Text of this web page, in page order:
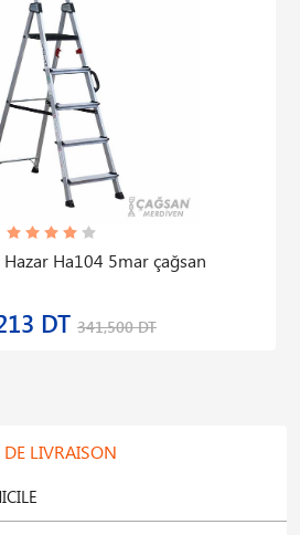
Hazar Ha104 5mar çağsan
DT 341,500 DT
DE LIVRAISON